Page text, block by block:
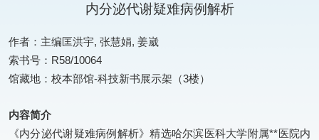
内分泌代谢疑难病例解析
作者：主编匡洪宇, 张慧娟, 姜崴
索书号：R58/10064
馆藏地：校本部馆-科技新书展示架（3楼）
内容简介
《内分泌代谢疑难病例解析》精选哈尔滨医科大学附属**医院内